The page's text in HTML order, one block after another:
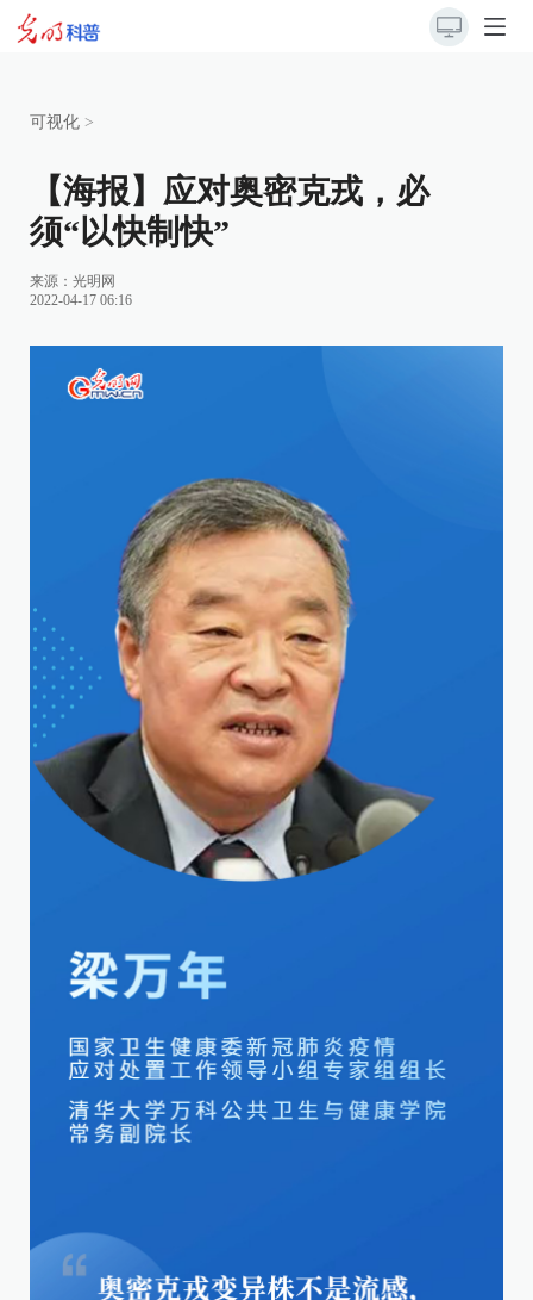
可视化 >
【海报】应对奥密克戎，必
须“以快制快”
来源：光明网
2022-04-17 06:16